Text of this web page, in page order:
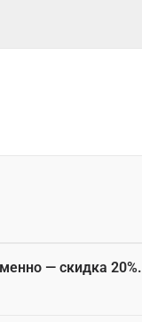
— скидка 20%.